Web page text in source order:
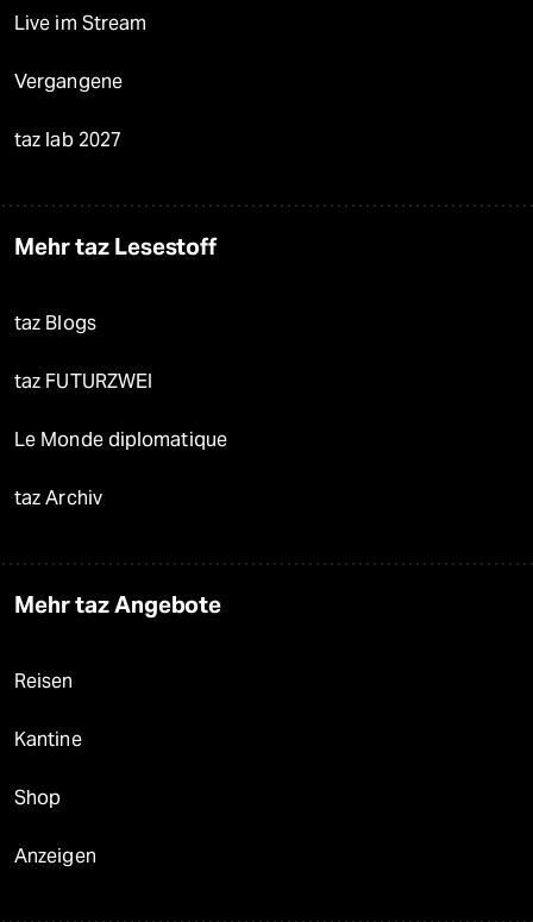
Live im Stream
Vergangene
taz lab 2027
Mehr taz Lesestoff
taz Blogs
taz FUTURZWEI
Le Monde diplomatique
taz Archiv
Mehr taz Angebote
Reisen
Kantine
Shop
Anzeigen